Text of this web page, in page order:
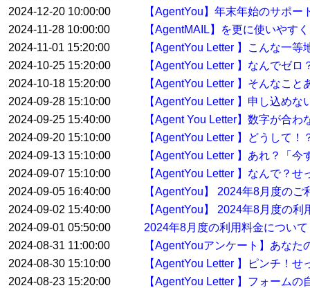
2024-12-20 10:00:00
【AgentYou】年末年始のサポー
2024-11-28 10:00:00
【AgentMAIL】を更に使いやす
2024-11-01 15:20:00
【AgentYou Letter 】こんな一
2024-10-25 15:20:00
【AgentYou Letter 】なんでゼ
2024-10-18 15:20:00
【AgentYou Letter 】そんなこ
2024-09-28 15:10:00
【AgentYou Letter 】申し込め
2024-09-25 15:40:00
【Agent You Letter】数字が合
2024-09-20 15:10:00
【AgentYou Letter 】どうして
2024-09-13 15:10:00
【AgentYou Letter 】あれ？「
2024-09-07 15:10:00
【AgentYou Letter 】なんで？
2024-09-05 16:40:00
【AgentYou】 2024年8月度の
2024-09-02 15:40:00
【AgentYou】 2024年8月度の
2024-09-01 05:50:00
2024年8月度の利用料金について
2024-08-31 11:00:00
【AgentYouアンケート】あな
2024-08-30 15:10:00
【AgentYou Letter 】ピンチ！
2024-08-23 15:20:00
【AgentYou Letter 】フォーム